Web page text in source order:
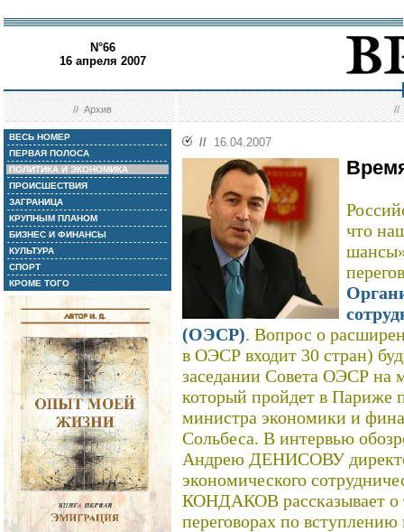
N°66
16 апреля 2007
//Архив //
ВЕСЬ НОМЕР
ПЕРВАЯ ПОЛОСА
ПОЛИТИКА И ЭКОНОМИКА
ПРОИСШЕСТВИЯ
ЗАГРАНИЦА
КРУПНЫМ ПЛАНОМ
БИЗНЕС И ФИНАНСЫ
КУЛЬТУРА
СПОРТ
КРОМЕ ТОГО
// 16.04.2007
что
(ОЭСР). Вопрос о
в ОЭСР входит 30 стран)
заседании Совета ОЭСР на
который пройдет в Париже
министра экономики и
Сольбеса. В интервью
Андрею ДЕНИСОВУ
экономического
КОНДАКОВ рассказывает о
переговорах по